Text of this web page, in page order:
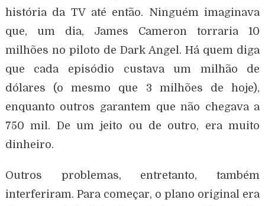
história da TV até então. Ninguém imaginava
que, um dia, James Cameron torraria 10
milhões no piloto de Dark Angel. Há quem diga
que cada episódio custava um milhão de
dólares (o mesmo que 3 milhões de hoje),
enquanto outros garantem que não chegava a
750 mil. De um jeito ou de outro, era muito
dinheiro.
Outros problemas, entretanto, também
interferiram. Para começar, o plano original era